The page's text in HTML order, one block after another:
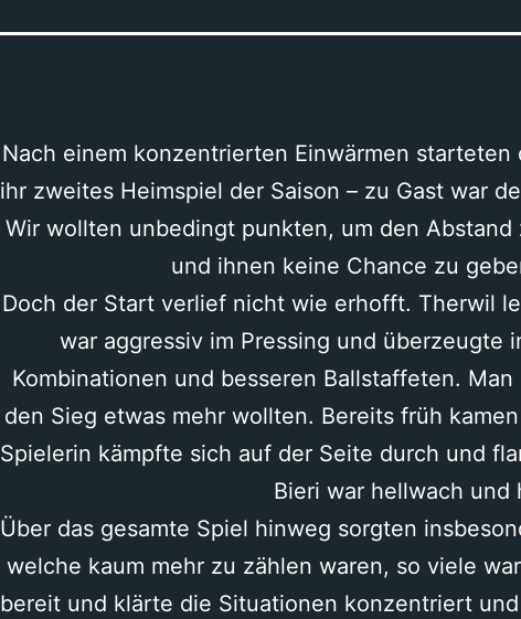
Nach einem konzentrierten Einwärmen
ihr zweites Heimspiel der Saison – zu Gast war
Wir wollten unbedingt punkten, um den
und ihnen keine Chance zu
Doch der Start verlief nicht wie erhofft. Therwil
war aggressiv im Pressing und überzeugte
Kombinationen und besseren Ballstaffeten.
den Sieg etwas mehr wollten. Bereits früh
Spielerin kämpfte sich auf der Seite durch und
Bieri war hellwach und
Über das gesamte Spiel hinweg sorgten
welche kaum mehr zu zählen waren, so viele
bereit und klärte die Situationen konzentriert